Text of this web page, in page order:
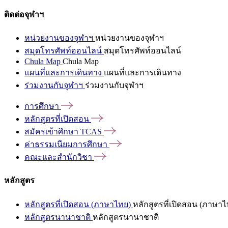
ติดต่อจุฬาฯ
หน่วยงานของจุฬาฯ หน่วยงานของจุฬาฯ
สมุดโทรศัพท์ออนไลน์ สมุดโทรศัพท์ออนไลน์
Chula Map Chula Map
แผนที่และการเดินทาง แผนที่และการเดินทาง
ร่วมงานกับจุฬาฯ ร่วมงานกับจุฬาฯ
การศึกษา
หลักสูตรที่เปิดสอน
สมัครเข้าศึกษา TCAS
ค่าธรรมเนียมการศึกษา
คณะและสำนักวิชา
หลักสูตร
หลักสูตรที่เปิดสอน (ภาษาไทย) หลักสูตรที่เปิดสอน (ภาษาไ
หลักสูตรนานาชาติ หลักสูตรนานาชาติ